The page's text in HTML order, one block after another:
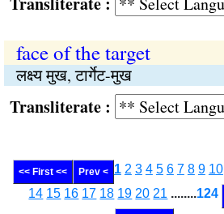
face of the target
लक्ष्य मुख, टार्गेट-मुख
:
<< First << Prev < 1 2 3 4 5 6 7 8 9 10
14 15 16 17 18 19 20 21 ........124